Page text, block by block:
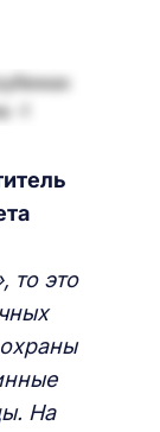
то это
На